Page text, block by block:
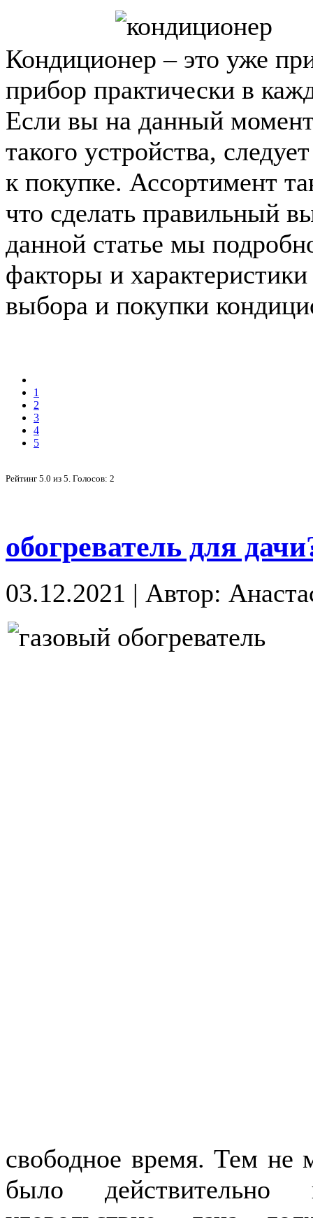
Кондиционер – это уже
прибор практически в
Если вы на данный
такого устройства,
к покупке. Ассортимент
что сделать правильный
данной статье мы
факторы и
выбора и покупки
1
2
3
4
5
Рейтинг 5.0 из 5. Голосов: 2
обогреватель для
03.12.2021 | Автор:
свободное время. Тем не
было